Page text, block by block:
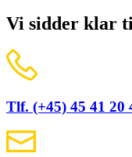
Vi sidder klar
Tlf. (+45) 45 41 20